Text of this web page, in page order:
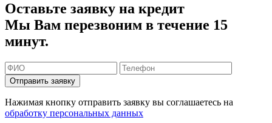
Оставьте заявку на кредит
Мы Вам перезвоним в течение 15
минут.
Отправить заявку
Нажимая кнопку отправить заявку вы соглашаетесь на
обработку персональных данных